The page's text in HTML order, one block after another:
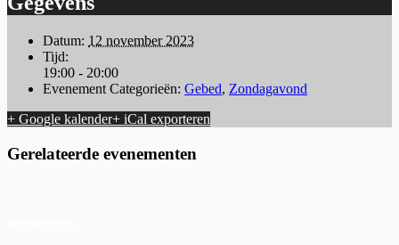
Datum: 12 november 2023
Tijd:
19:00 - 20:00
Evenement Categorieën: Gebed, Zondagavond
+ Google kalender+ iCal exporteren
Gerelateerde evenementen